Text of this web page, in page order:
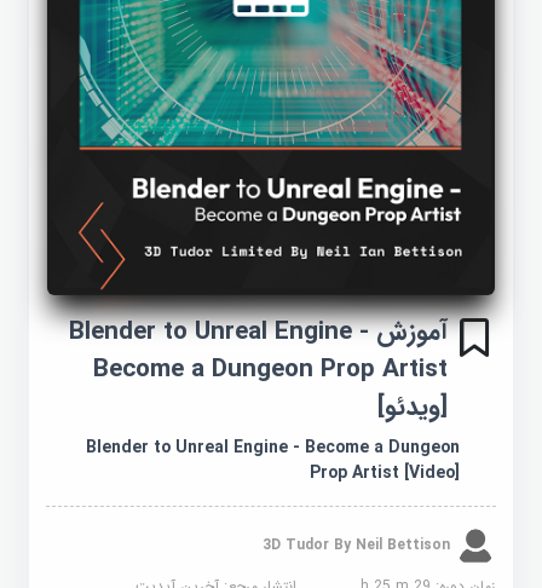
آموزش Blender to Unreal Engine -
Become a Dungeon Prop Artist
[ویدئو]
Blender to Unreal Engine - Become a Dungeon
Prop Artist [Video]
3D Tudor By Neil Bettison